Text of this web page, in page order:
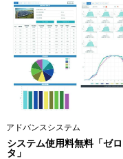
アドバンスシステム
システム使用料無料「ゼ
タ」